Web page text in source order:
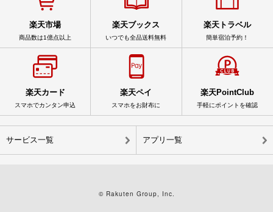
楽天市場
商品数は1億点以上
楽天ブックス
いつでも全品送料無料
楽天トラベル
簡単宿泊予約！
楽天カード
スマホでカンタン申込
楽天ペイ
スマホをお財布に
楽天PointClub
手軽にポイントを確認
サービス一覧 アプリ一覧
© Rakuten Group, Inc.